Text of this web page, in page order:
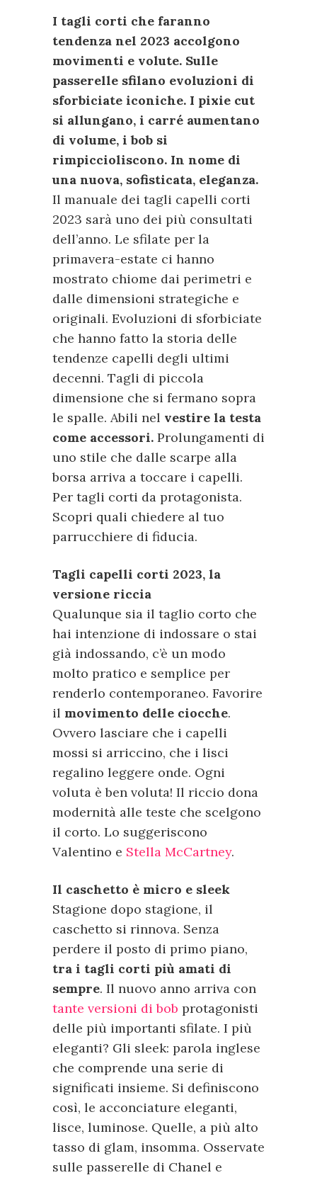
I tagli corti che faranno
tendenza nel 2023 accolgono
movimenti e volute. Sulle
passerelle sfilano evoluzioni di
sforbiciate iconiche. I pixie cut
si allungano, i carré aumentano
di volume, i bob si
rimpiccioliscono. In nome di
una nuova, sofisticata, eleganza.
Il manuale dei tagli capelli corti
2023 sarà uno dei più consultati
dell’anno. Le sfilate per la
primavera-estate ci hanno
mostrato chiome dai perimetri e
dalle dimensioni strategiche e
originali. Evoluzioni di sforbiciate
che hanno fatto la storia delle
tendenze capelli degli ultimi
decenni. Tagli di piccola
dimensione che si fermano sopra
le spalle. Abili nel vestire la testa
come accessori. Prolungamenti di
uno stile che dalle scarpe alla
borsa arriva a toccare i capelli.
Per tagli corti da protagonista.
Scopri quali chiedere al tuo
parrucchiere di fiducia.
Tagli capelli corti 2023, la
versione riccia
Qualunque sia il taglio corto che
hai intenzione di indossare o stai
già indossando, c’è un modo
molto pratico e semplice per
renderlo contemporaneo. Favorire
il movimento delle ciocche.
Ovvero lasciare che i capelli
mossi si arriccino, che i lisci
regalino leggere onde. Ogni
voluta è ben voluta! Il riccio dona
modernità alle teste che scelgono
il corto. Lo suggeriscono
Valentino e Stella McCartney.
Il caschetto è micro e sleek
Stagione dopo stagione, il
caschetto si rinnova. Senza
perdere il posto di primo piano,
tra i tagli corti più amati di
sempre. Il nuovo anno arriva con
tante versioni di bob protagonisti
delle più importanti sfilate. I più
eleganti? Gli sleek: parola inglese
che comprende una serie di
significati insieme. Si definiscono
così, le acconciature eleganti,
lisce, luminose. Quelle, a più alto
tasso di glam, insomma. Osservate
sulle passerelle di Chanel e